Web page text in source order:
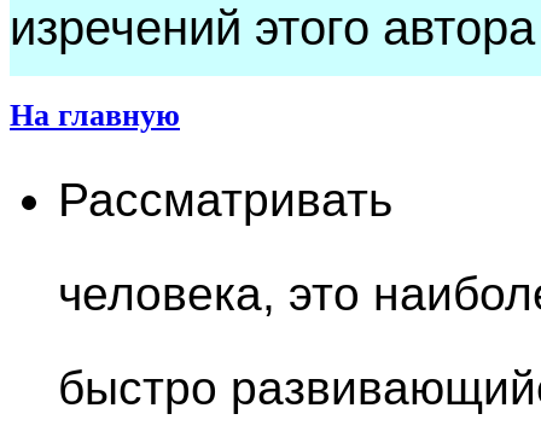
изречений этого автора
На главную
Рассматривать
человека, это
быстро